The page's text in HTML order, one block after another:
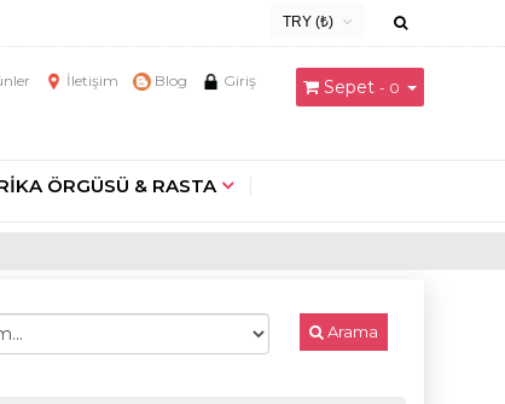
TRY (₺)
EUR (€)Sepet - 0
İletişim Blog Giriş
ÖRGÜSÜ & RASTA
Arama